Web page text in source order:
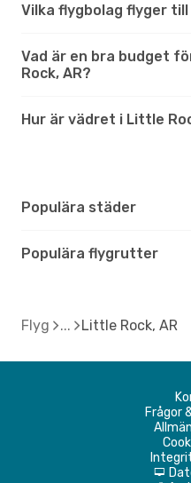
Vilka flygbolag flyger till
Vad är en bra budget
Rock, AR?
Hur är vädret i Little
Populära städer
Populära flygrutter
Flyg Little Rock, AR
Frågor
d